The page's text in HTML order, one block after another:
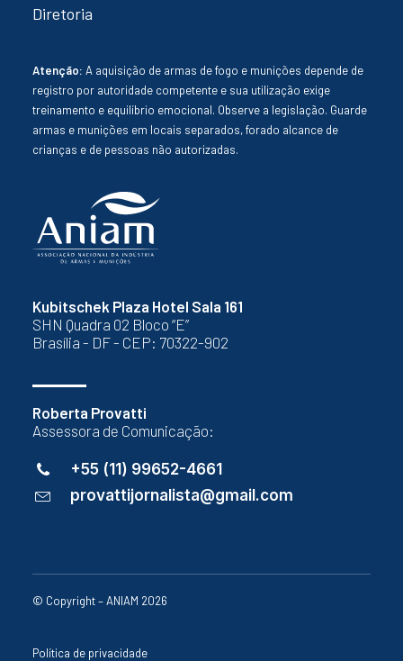
Kubitschek Plaza Hotel Sala 161
SHN Quadra 02 Bloco “E”
Brasília - DF - CEP: 70322-902
Roberta Provatti
Assessora de Comunicação:
+55 (11) 99652-4661
provattijornalista@gmail.com
Diretoria
Atenção: A aquisição de armas de fogo e munições depende de
registro por autoridade competente e sua utilização exige
treinamento e equilíbrio emocional. Observe a legislação. Guarde
armas e munições em locais separados, forado alcance de
crianças e de pessoas não autorizadas.
© Copyright – ANIAM 2026
Política de privacidade